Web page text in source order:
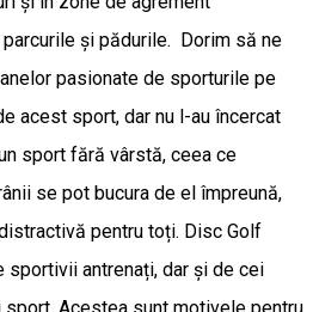
și pădurile. Dorim să ne
pasionate de sporturile pe
acest sport, dar nu l-au încercat
sport fără vârstă, ceea ce
se pot bucura de el împreună,
pentru toți. Disc Golf
sportivii antrenați, dar și de cei